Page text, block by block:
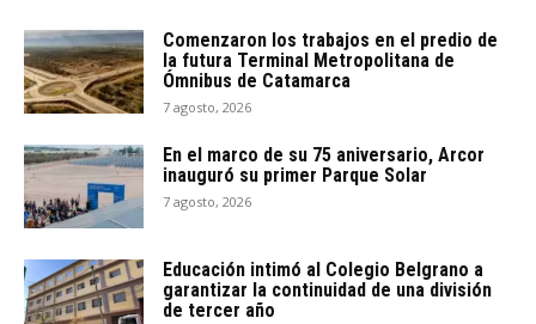
Comenzaron los trabajos en el predio de
la futura Terminal Metropolitana de
Ómnibus de Catamarca
7 agosto, 2026
En el marco de su 75 aniversario, Arcor
inauguró su primer Parque Solar
7 agosto, 2026
Educación intimó al Colegio Belgrano a
garantizar la continuidad de una división
de tercer año